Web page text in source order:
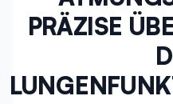
PRÄZISE